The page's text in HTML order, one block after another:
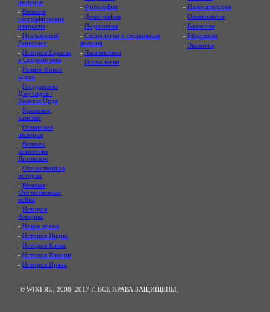
империя
- Великие
географические
открытия
- Итальянский
Ренессанс
- История Европы
в Средние века
- Раннее Новое
время
- Государство
Джучидов /
Золотая Орда
- Крымское
ханство
- Османская
империя
- Великое
княжество
Литовское
- Отечественная
история
- Великая
Отечественная
война
- История
Америки
- Новое время
- История Индии
- История Китая
- История Японии
- История Ирана
- Философия
- Демография
- Педагогика
- Социология и социальные
явления
- Лингвистика
- Психология
- Палеонтология
- Океанология
- Биология
- Медицина
- Экология
© WIKI.RU, 2008–2017 Г. ВСЕ ПРАВА ЗАЩИЩЕНЫ.